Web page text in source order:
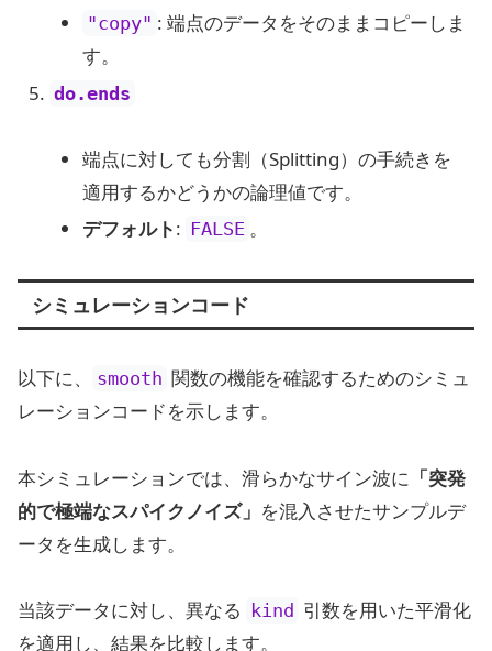
"copy" : 端点のデータをそのままコピーしま
す。
do.ends
端点に対しても分割（Splitting）の手続きを
適用するかどうかの論理値です。
デフォルト: FALSE 。
シミュレーションコード
以下に、 smooth 関数の機能を確認するためのシミュ
レーションコードを示します。
本シミュレーションでは、滑らかなサイン波に 「突発
的で極端なスパイクノイズ」 を混入させたサンプルデ
ータを生成します。
当該データに対し、異なる kind 引数を用いた平滑化
を適用し、結果を比較します。